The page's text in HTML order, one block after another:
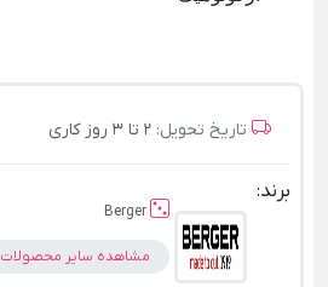
تاریخ تحویل: 2 تا 3 روز کاری
برند:
Berger
مشاهده سایر محصولات